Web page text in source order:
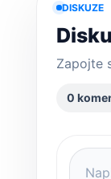
DISKUZE
Zapojte
0